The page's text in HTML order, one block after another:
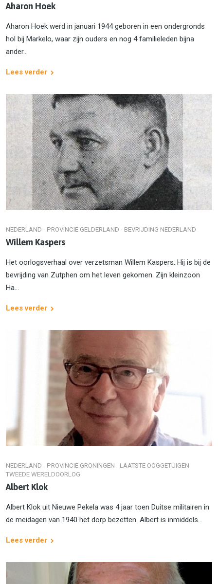
Aharon Hoek
Aharon Hoek werd in januari 1944 geboren in een ondergronds
hol bij Markelo, waar zijn ouders en nog 4 familieleden bijna
ander...
Lees verder
NEDERLAND - PROVINCIE GELDERLAND - BEVRIJDING NEDERLAND
Willem Kaspers
Het oorlogsverhaal over verzetsman Willem Kaspers. Hij is bij de
bevrijding van Zutphen om het leven gekomen. Zijn kleinzoon
Ha...
Lees verder
NEDERLAND - PROVINCIE GRONINGEN - LAATSTE OOGGETUIGEN
TWEEDE WERELDOORLOG
Albert Klok
Albert Klok uit Nieuwe Pekela was 4 jaar toen Duitse militairen in
de meidagen van 1940 het dorp bezetten. Albert is inmiddels...
Lees verder